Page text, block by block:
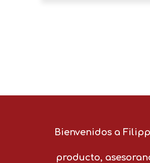
Bienvenidos a
producto,